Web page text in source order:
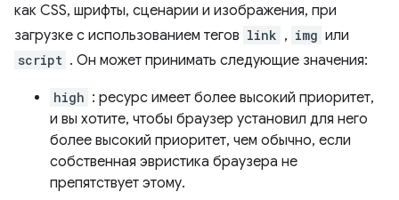
как CSS, шрифты, сценарии и изображения, при
загрузке с использованием тегов link , img или
script . Он может принимать следующие значения:
high : ресурс имеет более высокий приоритет,
и вы хотите, чтобы браузер установил для него
более высокий приоритет, чем обычно, если
собственная эвристика браузера не
препятствует этому.